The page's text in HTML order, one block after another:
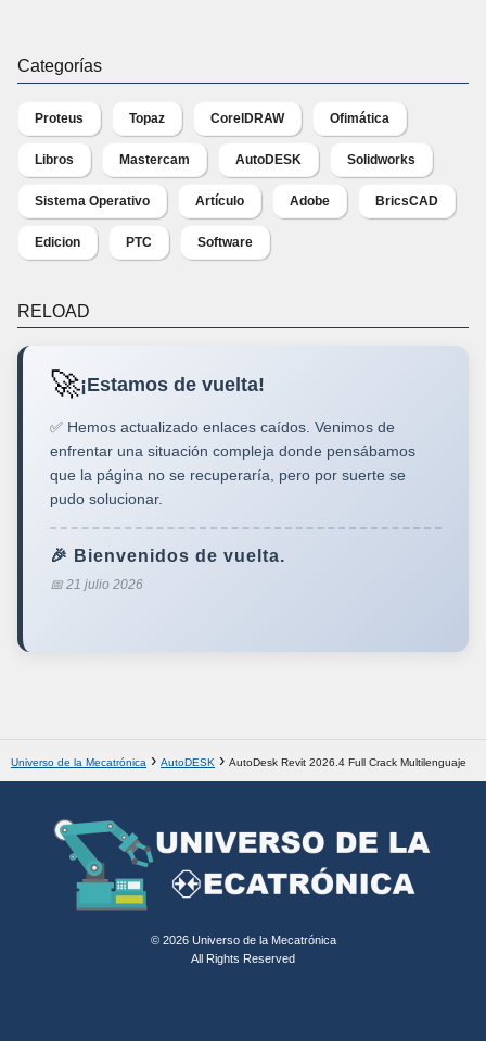
Categorías
Proteus Topaz CorelDRAW Ofimática
Libros Mastercam AutoDESK Solidworks
Sistema Operativo Artículo Adobe BricsCAD
Edicion PTC Software
RELOAD
🚀¡Estamos de vuelta!
✅ Hemos actualizado enlaces caídos. Venimos de
enfrentar una situación compleja donde pensábamos
que la página no se recuperaría, pero por suerte se
pudo solucionar.
🎉 Bienvenidos de vuelta.
📅 21 julio 2026
Universo de la Mecatrónica AutoDESK AutoDesk Revit 2026.4 Full Crack Multilenguaje
© 2026 Universo de la Mecatrónica
All Rights Reserved